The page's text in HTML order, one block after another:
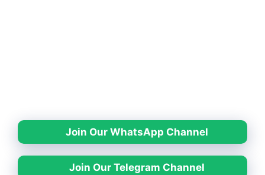
Join Our WhatsApp Channel
Join Our Telegram Channel